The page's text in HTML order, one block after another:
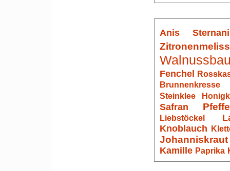
Anis
Fenchel
Brunnenkresse
Steinklee
Safran
Liebstöckel
Knoblauch
Johanniskraut
Kamille Paprika